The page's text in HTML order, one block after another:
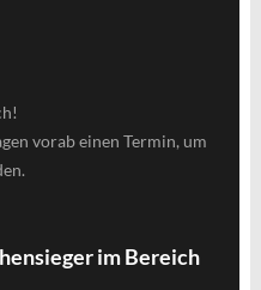
vorab einen Termin, um
im Bereich